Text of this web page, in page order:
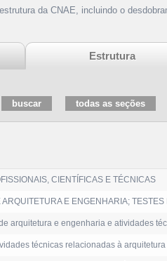
da CNAE, incluindo o
Estrutura
CIENTÍFICAS E TÉCNICAS
E ENGENHARIA;
arquitetura e engenharia e atividades
técnicas relacionadas à